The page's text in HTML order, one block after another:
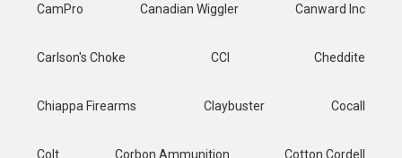
CamPro Canadian Wiggler Canward Inc
Carlson's Choke CCI Cheddite
Chiappa Firearms Claybuster Cocall
Colt Corbon Ammunition Cotton Cordell